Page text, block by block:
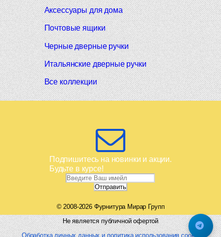
Аксессуары для дома
Почтовые ящики
Черные дверные ручки
Итальянские дверные ручки
Все коллекции
Подпишитесь на новинки и акции.
Будьте в курсе!
© 2008-2026 Фурнитура Мирар Групп
Не является публичной офертой
Обработка личных данных и политика использования cookie